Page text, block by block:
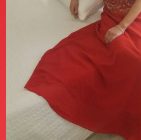
Agenzia matrimoniale Club di Più
Il libro Donna di Cuori
Quanto costa Club di Più
Love Academy
Domande Frequenti
Impegno Sociale
Le nostre sedi